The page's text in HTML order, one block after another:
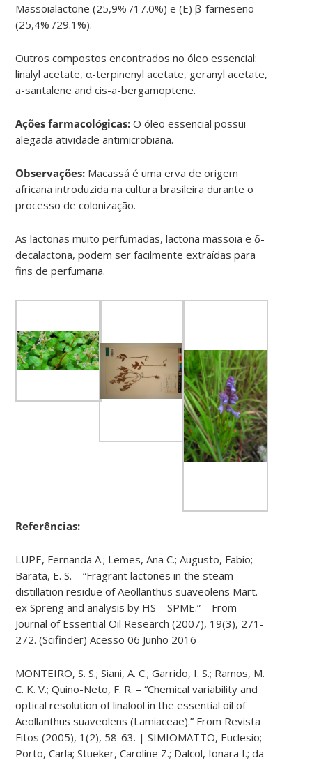
Massoialactone (25,9% /17.0%) e (Ε) β-farneseno
(25,4% /29.1%).
Outros compostos encontrados no óleo essencial:
linalyl acetate, α-​terpinenyl acetate, geranyl acetate,
a-​santalene and cis-​a-​bergamoptene.
Ações farmacológicas: O óleo essencial possui
alegada atividade antimicrobiana.
Observações: Macassá é uma erva de origem
africana introduzida na cultura brasileira durante o
processo de colonização.
As lactonas muito perfumadas, lactona massoia e δ-
decalactona, podem ser facilmente extraídas para
fins de perfumaria.
Referências:
LUPE, Fernanda A.; Lemes, Ana C.; Augusto, Fabio;
Barata, E. S. – “Fragrant lactones in the steam
distillation residue of Aeollanthus suaveolens Mart.
ex Spreng and analysis by HS – SPME.” – From
Journal of Essential Oil Research (2007), 19(3), 271-
272. (Scifinder) Acesso 06 Junho 2016
MONTEIRO, S. S.; Siani, A. C.; Garrido, I. S.; Ramos, M.
C. K. V.; Quino-Neto, F. R. – “Chemical variability and
optical resolution of linalool in the essential oil of
Aeollanthus suaveolens (Lamiaceae).” From Revista
Fitos (2005), 1(2), 58-63. | SIMIOMATTO, Euclesio;
Porto, Carla; Stueker, Caroline Z.; Dalcol, Ionara I.; da